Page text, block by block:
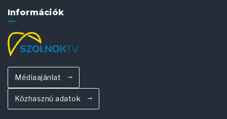
Információk
Médiaajánlat
Közhasznú adatok